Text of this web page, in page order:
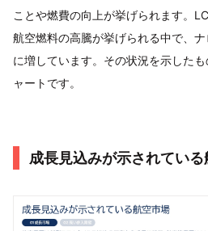
ことや燃費の向上が挙げられます。
航空燃料の高騰が挙げられる中で、
に増しています。その状況を示した
ャートです。
成長見込みが示されてい